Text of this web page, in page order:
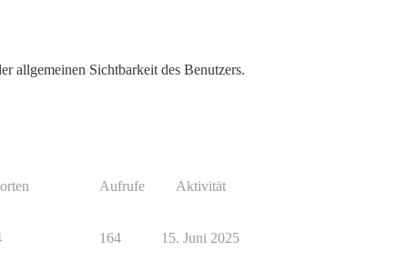
allgemeinen Sichtbarkeit des Benutzers.
Aufrufe Aktivität
164 15. Juni 2025